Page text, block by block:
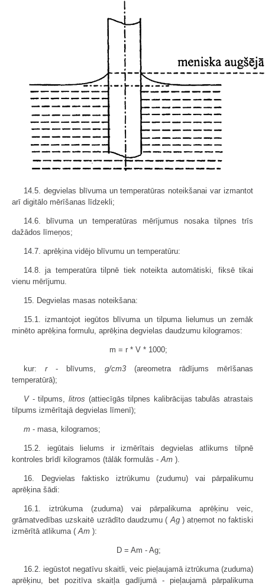
14.5. degvielas blīvuma un temperatūras noteikšanai var izmantot
arī digitālo mērīšanas līdzekli;
14.6. blīvuma un temperatūras mērījumus nosaka tilpnes trīs
dažādos līmeņos;
14.7. aprēķina vidējo blīvumu un temperatūru:
14.8. ja temperatūra tilpnē tiek noteikta automātiski, fiksē tikai
vienu mērījumu.
15. Degvielas masas noteikšana:
15.1. izmantojot iegūtos blīvuma un tilpuma lielumus un zemāk
minēto aprēķina formulu, aprēķina degvielas daudzumu kilogramos:
m = r * V * 1000;
kur:r- blīvums, g/cm3(areometra rādījums mērīšanas
temperatūrā);
V- tilpums, litros (attiecīgās tilpnes kalibrācijas tabulās atrastais
tilpums izmērītajā degvielas līmenī);
m - masa, kilogramos;
15.2. iegūtais lielums ir izmērītais degvielas atlikums tilpnē
kontroles brīdī kilogramos (tālāk formulās -Am ).
16. Degvielas faktisko iztrūkumu (zudumu) vai pārpalikumu
aprēķina šādi:
16.1. iztrūkuma (zuduma) vai pārpalikuma aprēķinu veic,
grāmatvedības uzskaitē uzrādīto daudzumu (Ag) atņemot no faktiski
izmērītā atlikuma (Am ):
D = Am - Ag;
16.2. iegūstot negatīvu skaitli, veic pieļaujamā iztrūkuma (zuduma)
aprēķinu, bet pozitīva skaitļa gadījumā - pieļaujamā pārpalikuma